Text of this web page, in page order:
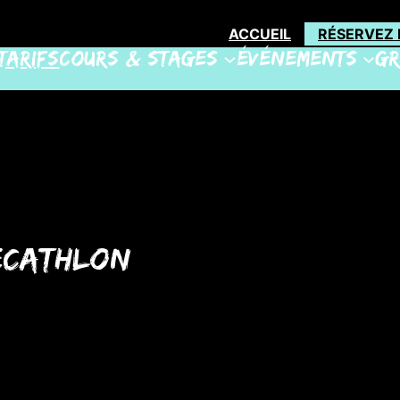
ACCUEIL RÉSERVEZ
Cours & Stages Événements